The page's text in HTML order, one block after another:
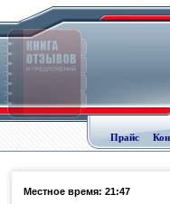
Прайс
Местное время: 21:47